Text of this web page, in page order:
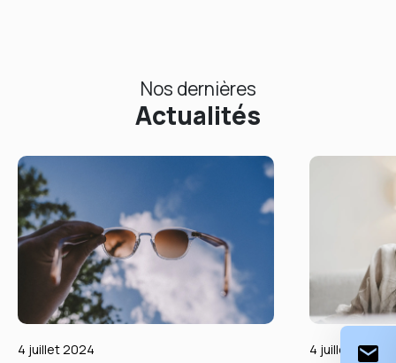
Nos dernières
Actualités
4 juillet 2024 4 juillet 2024